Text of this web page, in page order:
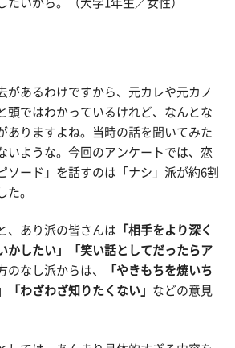
たいから。（大学1年生／女性）
があるわけですから、元カレや元カノ
ではわかっているけれど、なんとな
ありますよね。当時の話を聞いてみた
いような。今回のアンケートでは、恋
ソード」を話すのは「ナシ」派が約6割
た。
、あり派の皆さんは 「相手をより深く
かしたい」「笑い話としてだったらア
のなし派からは、
「やきもちを焼いち
「わざわざ知りたくない」 などの意見